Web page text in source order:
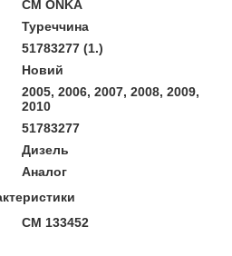
CM ONKA
Туреччина
51783277 (1.)
Новий
2005, 2006, 2007, 2008, 2009,
2010
51783277
Дизель
Аналог
CM 133452